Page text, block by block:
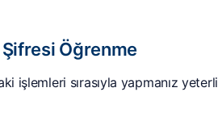
Öğrenme
işlemleri sırasıyla yapmanız yeterli